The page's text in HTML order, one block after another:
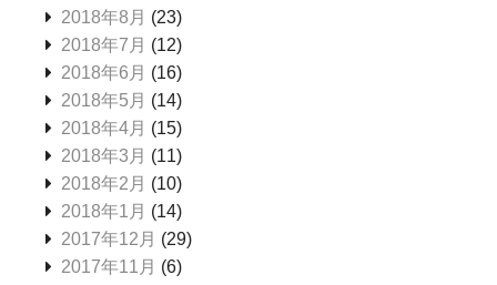
2018年8月 (23)
2018年7月 (12)
2018年6月 (16)
2018年5月 (14)
2018年4月 (15)
2018年3月 (11)
2018年2月 (10)
2018年1月 (14)
2017年12月 (29)
2017年11月 (6)